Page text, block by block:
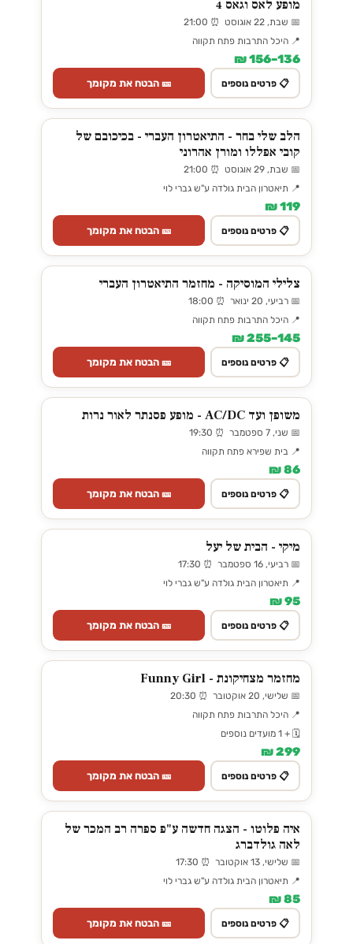
מופע לאס וגאס 4
📅 שבת, 22 אוגוסט ⏰ 21:00
📍 היכל התרבות פתח תקווה
136–156 ₪
📋 פרטים נוספים 🎫 הבטח את מקומך
הלב שלי בחר - התיאטרון העברי - בכיכובם של
קובי אפללו ומורן אהרוני
📅 שבת, 29 אוגוסט ⏰ 21:00
📍 תיאטרון הבית גולדה ע"ש גברי לוי
119 ₪
📋 פרטים נוספים 🎫 הבטח את מקומך
צלילי המוסיקה - מחזמר התיאטרון העברי
📅 רביעי, 20 ינואר ⏰ 18:00
📍 היכל התרבות פתח תקווה
145–255 ₪
📋 פרטים נוספים 🎫 הבטח את מקומך
משופן ועד AC/DC - מופע פסנתר לאור נרות
📅 שני, 7 ספטמבר ⏰ 19:30
📍 בית שפירא פתח תקווה
86 ₪
📋 פרטים נוספים 🎫 הבטח את מקומך
מיקי - הבית של יעל
📅 רביעי, 16 ספטמבר ⏰ 17:30
📍 תיאטרון הבית גולדה ע"ש גברי לוי
95 ₪
📋 פרטים נוספים 🎫 הבטח את מקומך
מחזמר מצחיקונת - Funny Girl
📅 שלישי, 20 אוקטובר ⏰ 20:30
📍 היכל התרבות פתח תקווה
🗓️ + 1 מועדים נוספים
299 ₪
📋 פרטים נוספים 🎫 הבטח את מקומך
איה פלוטו - הצגה חדשה ע"פ ספרה רב המכר של
לאה גולדברג
📅 שלישי, 13 אוקטובר ⏰ 17:30
📍 תיאטרון הבית גולדה ע"ש גברי לוי
85 ₪
📋 פרטים נוספים 🎫 הבטח את מקומך